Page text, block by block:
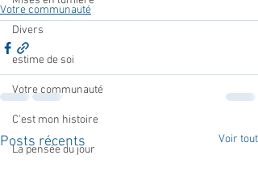
Divers
estime de soi
Votre communauté
C'est mon histoire
La pensée du jour
Votre communauté
Posts récents Voir tout